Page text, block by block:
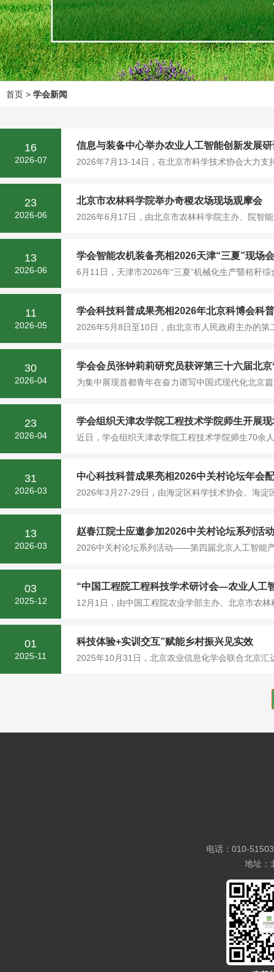
首页 > 学会新闻
信息与装备中心举办农业人工智能创新发展
2026年7月13-14日，在北京市科学技术协会大力
16
2026-07
北京市农林科学院举办奇稷农场现场观摩会
2026年6月17日，由北京市农林科学院主办、院智
23
2026-06
学会智能农机装备亮相2026天津“三夏”现场会
6月11日，天津市2026年“三夏”机械化生产暨秸秆
13
2026-06
学会科技科普成果亮相2026年北京科博会科
2026年5月8日至10日，由北京市人民政府主办的
11
2026-05
学会会员张钟莉莉研究员获评第三十六届北
为集中展现首都青年在奋力谱写中国式现代化北京
30
2026-04
学会组织天津农学院工程技术学院师生开展
近日，学会组织天津农学院工程技术学院师生70余
23
2026-04
中心科技科普成果亮相2026中关村论坛年会
2026年3月27-29日，由海淀区科学技术协会、海淀
31
2026-03
赵春江院士应邀参加2026中关村论坛系列
2026中关村论坛系列活动——第四届北京人工智能
13
2026-03
“中国工程院工程科技学术研讨会—农业人工
12月1日，由中国工程院农业学部主办、北京市农
03
2025-12
科技体验+实训交互”赋能乡村振兴见实效
2025年10月31日，北京农业信息化学会联合北京
01
2025-11
电话：010-
地址：